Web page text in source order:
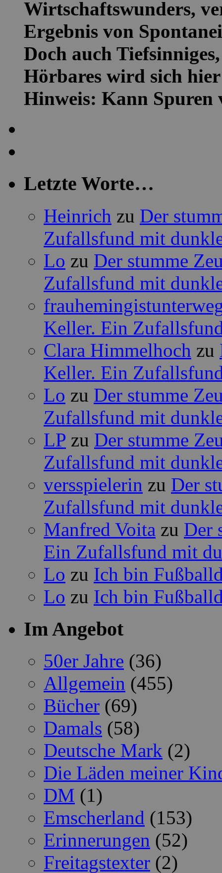
Wirtschaftswunders,
Ergebnis von
Doch auch
Hörbares wird sich
Hinweis: Kann Spuren
Letzte Worte…
Heinrich zu Der
Zufallsfund mit
Lo zu Der stumme
Zufallsfund mit
Keller. Ein
Clara Himmelhoch zu
Keller. Ein
Lo zu Der stumme
Zufallsfund mit
LP zu Der stumme
Zufallsfund mit
versspielerin zu Der
Zufallsfund mit
Manfred Voita zu Der
Ein Zufallsfund mit
Lo zu Ich bin
Lo zu Ich bin
Im Angebot
50er Jahre (36)
Allgemein (455)
Bücher (69)
Damals (58)
Deutsche Mark (2)
Die Läden meiner
DM (1)
Emscherland (153)
Erinnerungen (52)
Freitagstexter (2)